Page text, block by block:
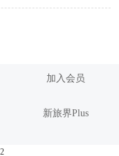
加入会员
新旅界Plus